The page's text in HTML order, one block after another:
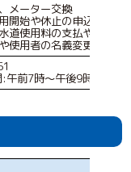
メーター交換
開始や休止の申込受付
道使用料の支払や口座振
使用者の名義変更
午前7時～午後9時まで)